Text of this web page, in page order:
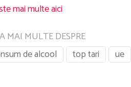
mai multe aici
MAI MULTE DESPRE
de alcool
top tari ue